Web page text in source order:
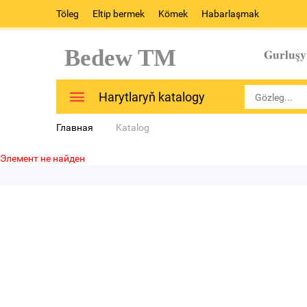
Töleg Eltip bermek Kömek Habarlaşmak
Bedew TM
Harytlaryň katalogy
Главная Katalog
Элемент не найден